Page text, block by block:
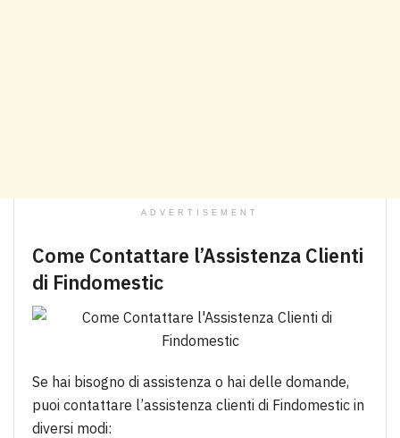
ADVERTISEMENT
Come Contattare l’Assistenza Clienti
di Findomestic
Se hai bisogno di assistenza o hai delle domande,
puoi contattare l’assistenza clienti di Findomestic in
diversi modi: